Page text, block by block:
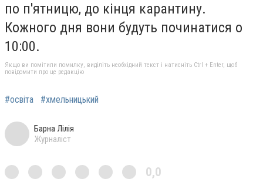
по п'ятницю, до кінця карантину.
Кожного дня вони будуть починатися о
10:00.
Якщо ви помітили помилку, виділіть необхідний текст і натисніть Ctrl + Enter, щоб
повідомити про це редакцію
#освіта #хмельницький
Барна Лілія
Журналіст
0,0